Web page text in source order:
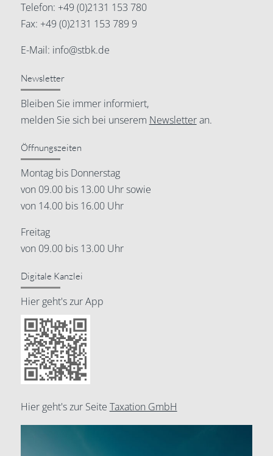
Telefon: +49 (0)2131 153 780
Fax: +49 (0)2131 153 789 9
E-Mail: info@stbk.de
Newsletter
Bleiben Sie immer informiert,
melden Sie sich bei unserem Newsletteran.
Öffnungszeiten
Montag bis Donnerstag
von 09.00 bis 13.00 Uhr sowie
von 14.00 bis 16.00 Uhr
Freitag
von 09.00 bis 13.00 Uhr
Digitale Kanzlei
Hier geht's zur App
Hier geht's zur Seite Taxation GmbH